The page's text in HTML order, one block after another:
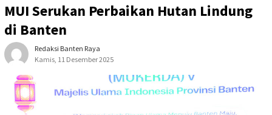
MUI Serukan Perbaikan Hutan Lindung
di Banten
Redaksi Banten Raya
Kamis, 11 Desember 2025